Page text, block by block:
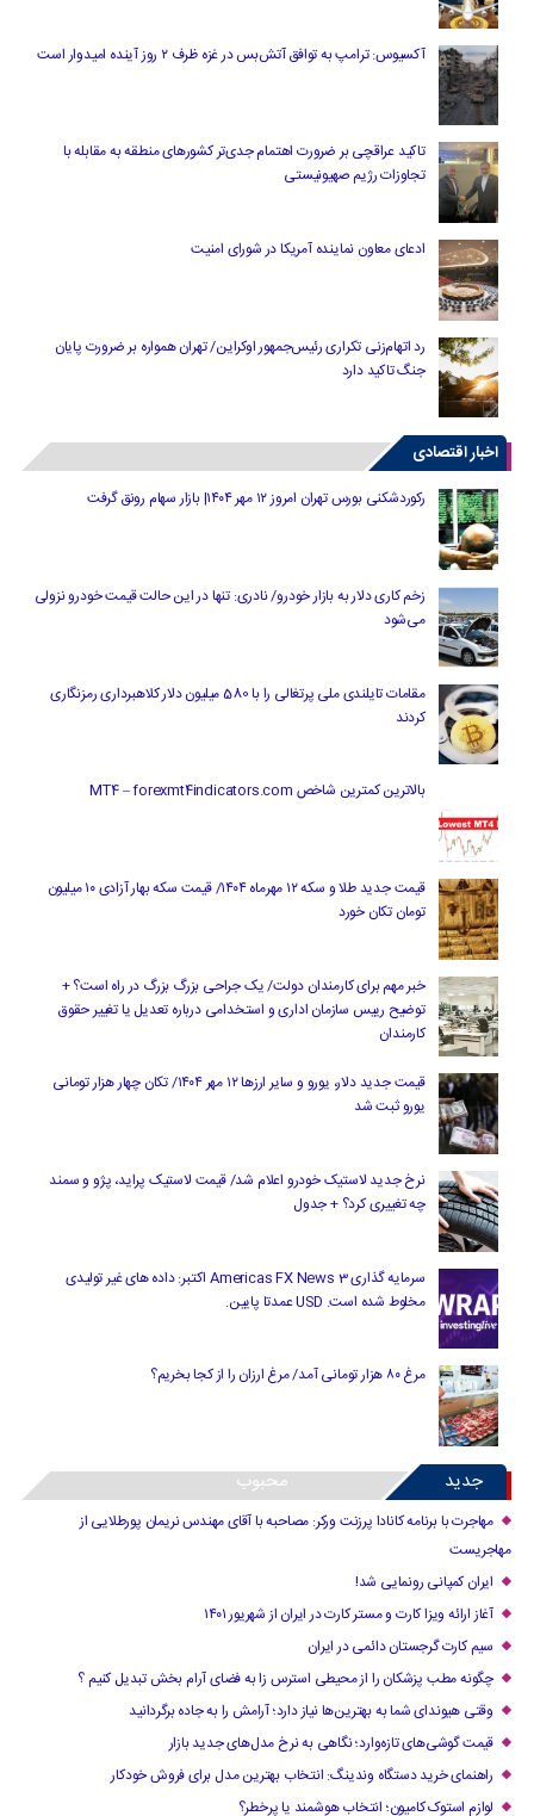
آکسیوس: ترامپ به توافق آتش‌بس در غزه ظرف ۲ روز آینده امیدوار است
تاکید عراقچی بر ضرورت اهتمام جدی‌تر کشورهای منطقه به مقابله با
تجاوزات رژیم صهیونیستی
ادعای معاون نماینده آمریکا در شورای امنیت
رد اتهام‌زنی تکراری رئیس‌جمهور اوکراین/ تهران همواره بر ضرورت پایان
جنگ تاکید دارد
اخبار اقتصادی
رکوردشکنی بورس تهران امروز ۱۲ مهر ۱۴۰۴| بازار سهام رونق گرفت
زخم کاری دلار به بازار خودرو/ نادری: تنها در این حالت قیمت خودرو نزولی
می‌شود
مقامات تایلندی ملی پرتغالی را با 580 میلیون دلار کلاهبرداری رمزنگاری
کردند
بالاترین کمترین شاخص MT4 – forexmt4indicators.com
قیمت جدید طلا و سکه ۱۲ مهرماه ۱۴۰۴/ قیمت سکه بهار آزادی ۱۰ میلیون
تومان تکان خورد
خبر مهم برای کارمندان دولت/ یک جراحی بزرگ بزرگ در راه است؟ +
توضیح رییس سازمان اداری و استخدامی درباره تعدیل یا تغییر حقوق
کارمندان
قیمت جدید دلار، یورو و سایر ارزها ۱۲ مهر ۱۴۰۴/ تکان چهار هزار تومانی
یورو ثبت شد
نرخ جدید لاستیک خودرو اعلام شد/ قیمت لاستیک پراید، پژو و سمند
چه تغییری کرد؟ + جدول
سرمایه گذاری Americas FX News 3 اکتبر: داده های غیر تولیدی
مخلوط شده است. USD عمدتا پایین.
مرغ ۸۰ هزار تومانی آمد/ مرغ ارزان را از کجا بخریم؟
جدید محبوب
مهاجرت با برنامه کانادا پرزنت ورکر: مصاحبه با آقای مهندس نریمان پورطلایی از
مهاجریست
ایران کمپانی رونمایی شد!
آغاز ارائه ویزا کارت و مستر کارت در ایران از شهریور ۱۴۰۱
سیم کارت گرجستان دائمی در ایران
چگونه مطب پزشکان را از محیطی استرس زا به فضای آرام بخش تبدیل کنیم ؟
وقتی هیوندای شما به بهترین‌ها نیاز دارد؛ آرامش را به جاده برگردانید
قیمت گوشی‌های تازه‌وارد؛ نگاهی به نرخ مدل‌های جدید بازار
راهنمای خرید دستگاه وندینگ: انتخاب بهترین مدل برای فروش خودکار
لوازم استوک کامیون؛ انتخاب هوشمند یا پرخطر؟